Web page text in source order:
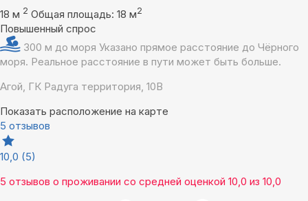
18 м 2 Общая площадь: 18 м2
Повышенный спрос
300 м до моря Указано прямое расстояние до Чёрного
моря. Реальное расстояние в пути может быть больше.
Агой, ГК Радуга территория, 10В
Показать расположение на карте
5 отзывов
10,0 (5)
5 отзывов о проживании со средней оценкой 10,0 из 10,0